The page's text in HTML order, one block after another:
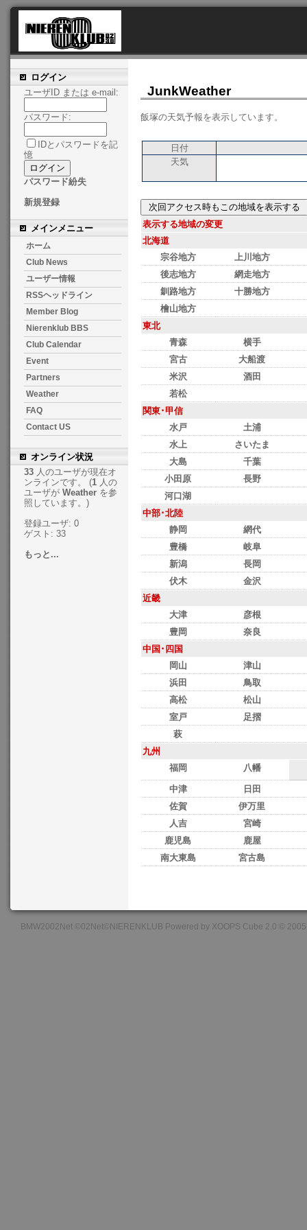
ログイン
ユーザID または e-mail:
パスワード:
IDとパスワードを記
憶
パスワード紛失
新規登録
メインメニュー
ホーム
Club News
ユーザー情報
RSSヘッドライン
Member Blog
Nierenklub BBS
Club Calendar
Event
Partners
Weather
FAQ
Contact US
オンライン状況
33 人のユーザが現在オ
ンラインです。 (1 人の
ユーザが Weather を参
照しています。)
登録ユーザ: 0
ゲスト: 33
もっと...
JunkWeather
飯塚の天気予報を表示しています。
日付
天気
表示する地域の変更
北海道
宗谷地方
上川地方
後志地方
網走地方
釧路地方
十勝地方
檜山地方
東北
青森
横手
宮古
大船渡
米沢
酒田
若松
関東･甲信
水戸
土浦
水上
さいたま
大島
千葉
小田原
長野
河口湖
中部･北陸
静岡
網代
豊橋
岐阜
新潟
長岡
伏木
金沢
近畿
大津
彦根
豊岡
奈良
中国･四国
岡山
津山
浜田
鳥取
高松
松山
室戸
足摺
萩
九州
福岡
八幡
中津
日田
佐賀
伊万里
人吉
宮崎
鹿児島
鹿屋
南大東島
宮古島
BMW2002Net ©02Net©NIERENKLUB Powered by XOOPS Cube 2.0 ©